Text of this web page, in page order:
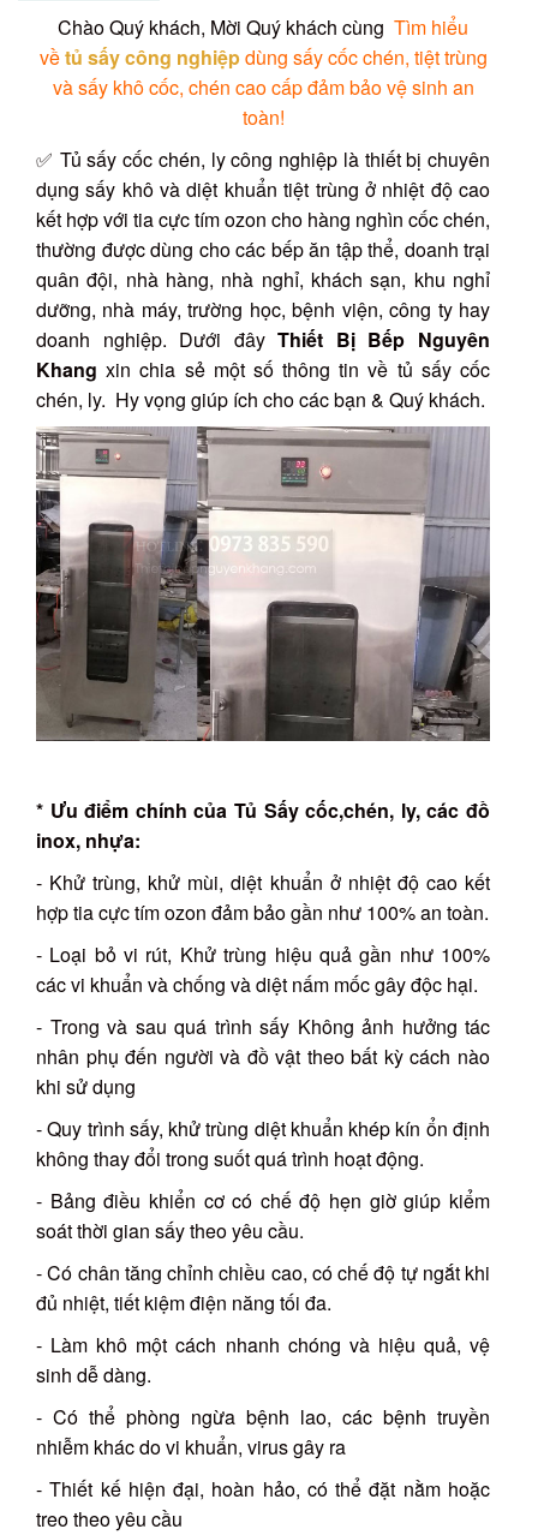
Chào Quý khách, Mời Quý khách cùng Tìm hiểu
vềtủ sấy công nghiệpdùng sấy cốc chén, tiệt trùng
và sấy khô cốc, chén cao cấp đảm bảo vệ sinh an
toàn!
✅ Tủ sấy cốc chén, ly công nghiệp là thiết bị chuyên
dụng sấy khô và diệt khuẩn tiệt trùng ở nhiệt độ cao
kết hợp với tia cực tím ozon cho hàng nghìn cốc chén,
thường được dùng cho các bếp ăn tập thể, doanh trại
quân đội, nhà hàng, nhà nghỉ, khách sạn, khu nghỉ
dưỡng, nhà máy, trường học, bệnh viện, công ty hay
doanh nghiệp. Dưới đâyThiết Bị Bếp Nguyên
Khang xin chia sẻ một số thông tin về tủ sấy cốc
chén, ly. Hy vọng giúp ích cho các bạn & Quý khách.
* Ưu điểm chính của Tủ Sấy cốc,chén, ly, các đồ
inox, nhựa:
- Khử trùng, khử mùi, diệt khuẩn ở nhiệt độ cao kết
hợp tia cực tím ozon đảm bảo gần như 100% an toàn.
- Loại bỏ vi rút, Khử trùng hiệu quả gần như 100%
các vi khuẩn và chống và diệt nấm mốc gây độc hại.
- Trong và sau quá trình sấy Không ảnh hưởng tác
nhân phụ đến người và đồ vật theo bất kỳ cách nào
khi sử dụng
- Quy trình sấy, khử trùng diệt khuẩn khép kín ổn định
không thay đổi trong suốt quá trình hoạt động.
- Bảng điều khiển cơ có chế độ hẹn giờ giúp kiểm
soát thời gian sấy theo yêu cầu.
- Có chân tăng chỉnh chiều cao, có chế độ tự ngắt khi
đủ nhiệt, tiết kiệm điện năng tối đa.
- Làm khô một cách nhanh chóng và hiệu quả, vệ
sinh dễ dàng.
- Có thể phòng ngừa bệnh lao, các bệnh truyền
nhiễm khác do vi khuẩn, virus gây ra
- Thiết kế hiện đại, hoàn hảo, có thể đặt nằm hoặc
treo theo yêu cầu